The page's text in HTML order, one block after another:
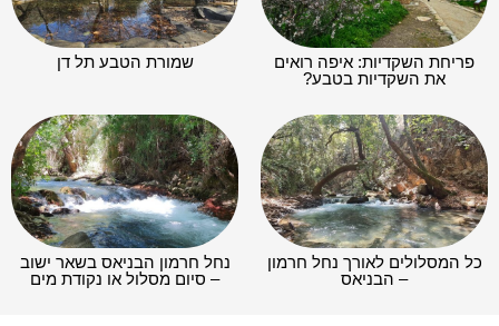
פריחת השקדיות: איפה רואים
את השקדיות בטבע?
שמורת הטבע תל דן
כל המסלולים לאורך נחל חרמון
– הבניאס
נחל חרמון הבניאס בשאר ישוב
– סיום מסלול או נקודת מים